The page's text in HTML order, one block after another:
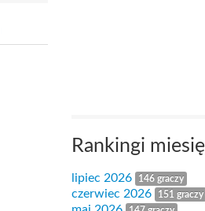
Rankingi
lipiec 2026 146 graczy
czerwiec 2026 151 graczy